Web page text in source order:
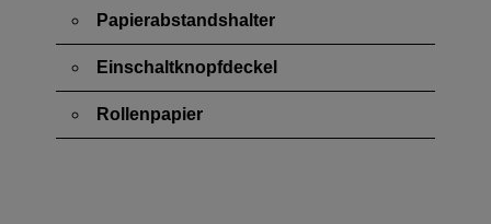
Papierabstandshalter
Einschaltknopfdeckel
Rollenpapier